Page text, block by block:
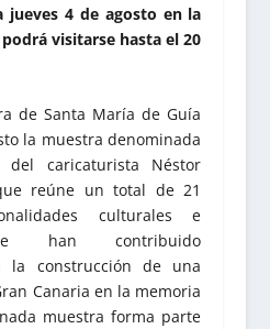
jueves 4 de agosto en la
visitarse hasta el 20
de Santa María de Guía
la muestra denominada
del caricaturista Néstor
reúne un total de 21
culturales e
han contribuido
la construcción de una
Canaria en la memoria
muestra forma parte